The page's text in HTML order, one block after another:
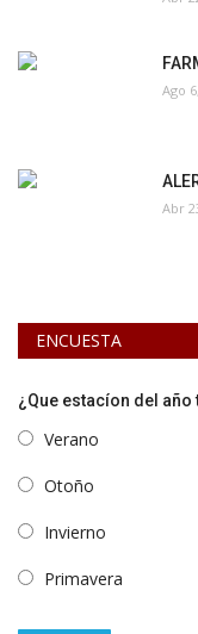
Ago
Abr
ENCUESTA
¿Que estacíon del año
Verano
Otoño
Invierno
Primavera